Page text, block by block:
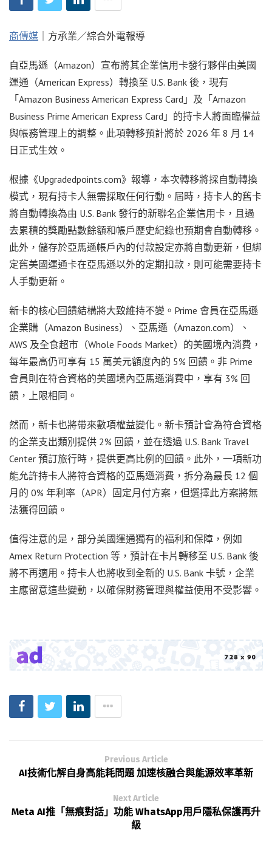
商傳媒 ｜方承業／綜合外電報導
自亞馬遜（Amazon）宣布將其企業信用卡發行夥伴由美國
運通（American Express）轉換至 U.S. Bank 後，現有
「Amazon Business American Express Card」及「Amazon
Business Prime American Express Card」的持卡人將面臨權益
與帳務管理上的調整。此項轉移預計將於 2026 年 8 月 14
日正式生效。
根據《Upgradedpoints.com》報導，本次轉移將採自動轉換
模式，現有持卡人無需採取任何行動。屆時，持卡人的舊卡
將自動轉換為由 U.S. Bank 發行的新聯名企業信用卡，且過
去累積的獎勵點數餘額和帳戶歷史紀錄也預期會自動轉移。
此外，儲存於亞馬遜帳戶內的付款設定亦將自動更新，但綁
定舊美國運通卡在亞馬遜以外的定期扣款，則可能需要持卡
人手動更新。
新卡的核心回饋結構將大致維持不變。Prime 會員在亞馬遜
企業購（Amazon Business）、亞馬遜（Amazon.com）、
AWS 及全食超市（Whole Foods Market）的美國境內消費，
每年最高仍可享有 15 萬美元額度內的 5% 回饋。非 Prime
會員則在符合資格的美國境內亞馬遜消費中，享有 3% 回
饋，上限相同。
然而，新卡也將帶來數項權益變化。新卡預計會為符合資格
的企業支出類別提供 2% 回饋，並在透過 U.S. Bank Travel
Center 預訂旅行時，提供更高比例的回饋。此外，一項新功
能允許持卡人將符合資格的亞馬遜消費，拆分為最長 12 個
月的 0% 年利率（APR）固定月付方案，但選擇此方案將無
法獲得回饋。
值得注意的是，部分美國運通獨有的福利和保障，例如
Amex Return Protection 等，預計在卡片轉移至 U.S. Bank 後
將不再適用。持卡人也將收到全新的 U.S. Bank 卡號，企業
主應留意這些變動，以確保財務管理與權益使用不受影響。
Previous Article
AI技術化解自身高能耗問題 加速核融合與能源效率革新
Next Article
Meta AI推「無痕對話」功能 WhatsApp用戶隱私保護再升
級